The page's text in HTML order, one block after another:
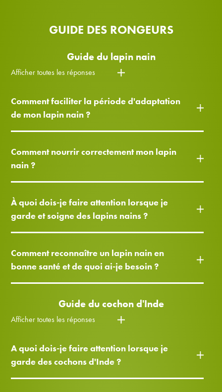
GUIDE DES RONGEURS
Guide du lapin nain
Afficher toutes les réponses
Comment faciliter la période d'adaptation
de mon lapin nain ?
Comment nourrir correctement mon lapin
nain ?
À quoi dois-je faire attention lorsque je
garde et soigne des lapins nains ?
Comment reconnaître un lapin nain en
bonne santé et de quoi ai-je besoin ?
Guide du cochon d'Inde
Afficher toutes les réponses
A quoi dois-je faire attention lorsque je
garde des cochons d'Inde ?